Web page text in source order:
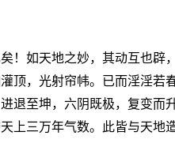
！如天地之妙，其动互也
顶，光射帘帏。已而淫淫
退至坤，六阴既极，复变
上三万年气数。此皆与天地